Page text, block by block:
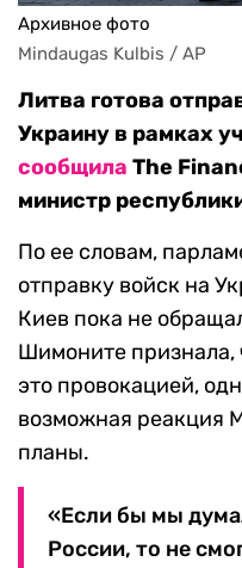
Архивное фото
Mindaugas Kulbis / AP
Литва готова
Украину в рамках
сообщила The
министр
По ее словам,
отправку войск на
Киев пока не
Шимоните признала,
это провокацией,
возможная реакция
планы.
«Если бы мы
России, то не